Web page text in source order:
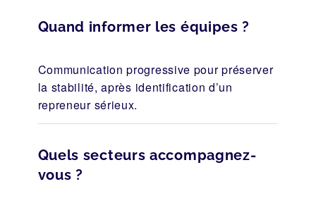
Quand informer les équipes ?
Communication progressive pour préserver
la stabilité, après identification d’un
repreneur sérieux.
Quels secteurs accompagnez-
vous ?